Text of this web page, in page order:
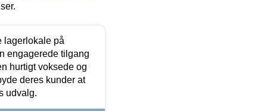
lagerlokale på
engagerede tilgang
hurtigt voksede og
deres kunder at
udvalg.